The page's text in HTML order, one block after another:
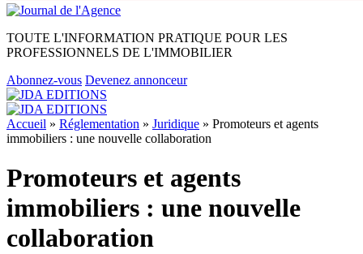
TOUTE L'INFORMATION PRATIQUE POUR LES
PROFESSIONNELS DE L'IMMOBILIER
Abonnez-vous Devenez annonceur
Accueil » Réglementation » Juridique » Promoteurs et agents
immobiliers : une nouvelle collaboration
Promoteurs et agents
immobiliers : une nouvelle
collaboration